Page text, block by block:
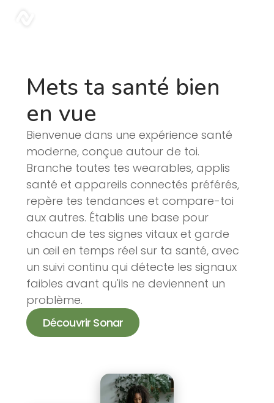
Mets ta santé bien
en vue
Bienvenue dans une expérience santé
moderne, conçue autour de toi.
Branche toutes tes wearables, applis
santé et appareils connectés préférés,
repère tes tendances et compare-toi
aux autres. Établis une base pour
chacun de tes signes vitaux et garde
un œil en temps réel sur ta santé, avec
un suivi continu qui détecte les signaux
faibles avant qu'ils ne deviennent un
problème.
Découvrir Sonar